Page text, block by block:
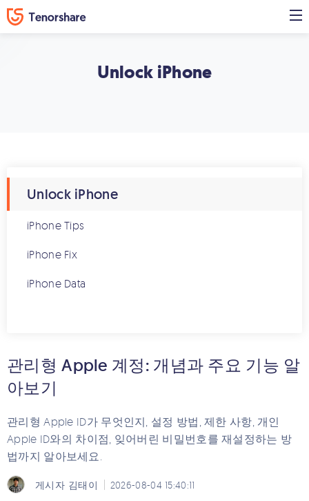
Unlock iPhone
Unlock iPhone
iPhone Tips
iPhone Fix
iPhone Data
관리형 Apple 계정: 개념과 주요 기능 알
아보기
관리형 Apple ID가 무엇인지, 설정 방법, 제한 사항, 개인
Apple ID와의 차이점, 잊어버린 비밀번호를 재설정하는 방
법까지 알아보세요.
게시자 김태이 2026-08-04 15:40:11